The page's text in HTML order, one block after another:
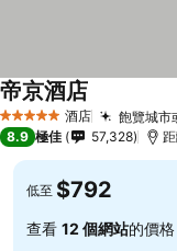
5 星級 酒店 飽覽城市
帝京酒店
8.9 極佳 57,328
低至 $792
查看 12 個網站的價格